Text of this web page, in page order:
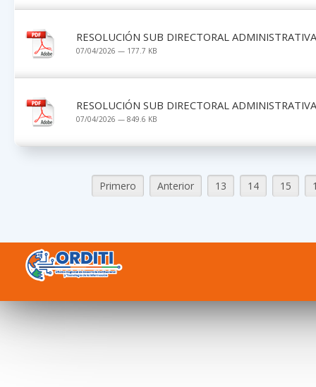
RESOLUCIÓN SUB DIRECTORAL
07/04/2026 — 177.7 KB
RESOLUCIÓN SUB DIRECTORAL
07/04/2026 — 849.6 KB
Primero Anterior 13 14 15